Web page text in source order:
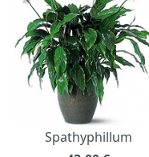
Spathyphillum